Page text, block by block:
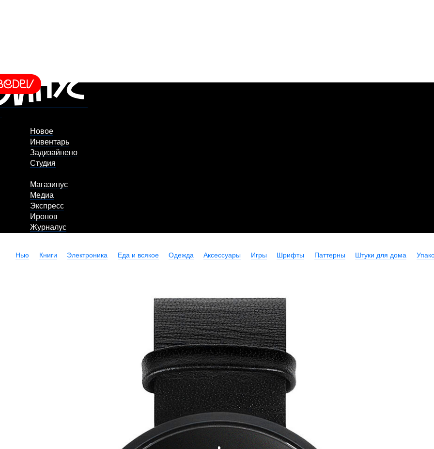
Новое
Инвентарь
Задизайнено
Студия
Магазинус
Медиа
Экспресс
Иронов
Журналус
Нью Книги Электроника Еда и всякое Одежда Аксессуары Игры Шрифты Паттерны Штуки для дома